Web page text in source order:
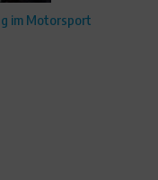
im Motorsport